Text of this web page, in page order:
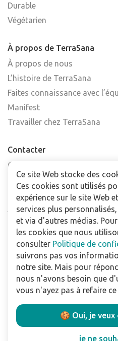
Durable
Végétarien
À propos de TerraSana
À propos de nous
L’histoire de TerraSana
Faites connaissance avec
Manifest
Travailler chez TerraSana
Contacter
Contactez-nous
Trouver un point de vente
FAQ
Abonnez-vous à la newsletter
Pour les professionnels
Téléchargements
Politique de confidentialité
Conditions Générales de
Utilisation du site
Ce site Web stocke des
Ces cookies sont utilisés
expérience sur le site Web
services plus
et via d'autres médias.
les cookies que nous
consulter Politique de
suivrons pas vos
notre site. Mais pour
nous n'avons besoin que
vous n'ayez pas à refaire
🍪 Oui, je veux
je ne